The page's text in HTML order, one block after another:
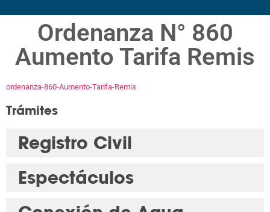
Ordenanza N° 860
Aumento Tarifa Remis
ordenanza-860-Aumento-Tarifa-Remis
Trámites
Registro Civil
Espectáculos